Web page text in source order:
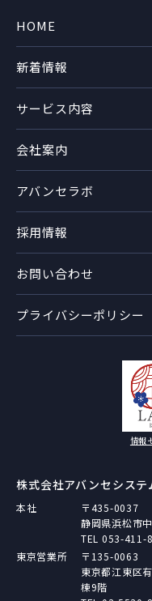
HOME
サービス内容
会社案内
採用情報
アバンセラボ
新着情報
お問い合わせ
プライバシーポリシー
株式会社アバンセシステ
本社
〒435-0037
静岡県浜松市
TEL 053-411-
東京営業所
〒135-0063
東京都江東区
棟9階
情報